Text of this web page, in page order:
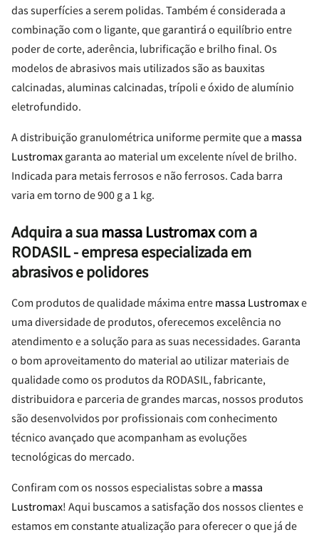
das superfícies a serem polidas. Também é considerada a
combinação com o ligante, que garantirá o equilíbrio entre
poder de corte, aderência, lubrificação e brilho final. Os
modelos de abrasivos mais utilizados são as bauxitas
calcinadas, aluminas calcinadas, trípoli e óxido de alumínio
eletrofundido.
A distribuição granulométrica uniforme permite que a massa
Lustromax garanta ao material um excelente nível de brilho.
Indicada para metais ferrosos e não ferrosos. Cada barra
varia em torno de 900 g a 1 kg.
Adquira a suamassa Lustromaxcom a
RODASIL - empresa especializada em
abrasivos e polidores
Com produtos de qualidade máxima entre massa Lustromaxe
uma diversidade de produtos, oferecemos excelência no
atendimento e a solução para as suas necessidades. Garanta
o bom aproveitamento do material ao utilizar materiais de
qualidade como os produtos da RODASIL, fabricante,
distribuidora e parceria de grandes marcas, nossos produtos
são desenvolvidos por profissionais com conhecimento
técnico avançado que acompanham as evoluções
tecnológicas do mercado.
Confiram com os nossos especialistas sobre a massa
Lustromax! Aqui buscamos a satisfação dos nossos clientes e
estamos em constante atualização para oferecer o que já de